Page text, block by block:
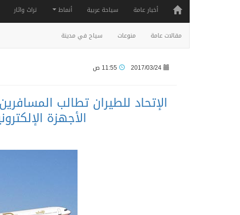
أخبار عامة سياحة عربية أنماط تراث واثار
مقالات عامة منوعات سياح في مدينة
2017/03/24
الإتحاد للطيران تطالب
الأجهزة